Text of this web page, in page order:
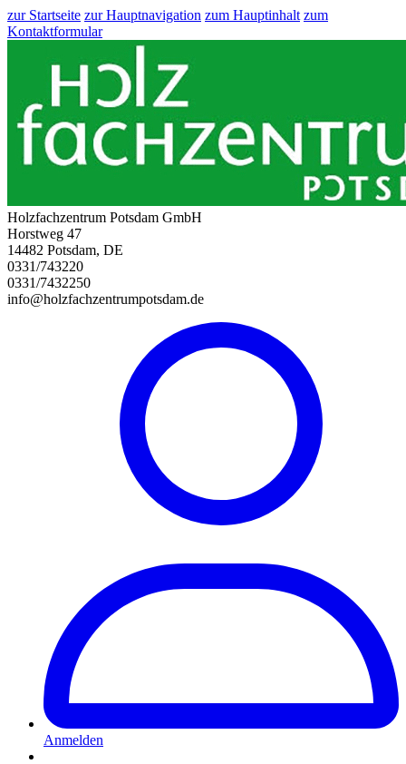
zur Startseite zur Hauptnavigation zum Hauptinhalt zum
Kontaktformular
Holzfachzentrum Potsdam GmbH
Horstweg 47
14482 Potsdam, DE
0331/743220
0331/7432250
info@holzfachzentrumpotsdam.de
Anmelden